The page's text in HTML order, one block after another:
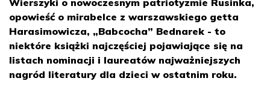
Wierszyki o nowoczesnym patriotyzmie Rusinka,
opowieść o mirabelce z warszawskiego getta
Harasimowicza, „Babcocha” Bednarek - to
niektóre książki najczęściej pojawiające się na
listach nominacji i laureatów najważniejszych
nagród literatury dla dzieci w ostatnim roku.